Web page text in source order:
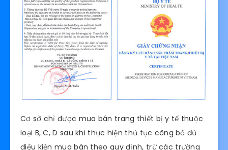
Cơ sở chỉ được mua bán trang thiết bị y tế thuộc
loại B, C, D sau khi thực hiện thủ tục công bố đủ
điều kiện mua bán theo quy định, trừ các trường